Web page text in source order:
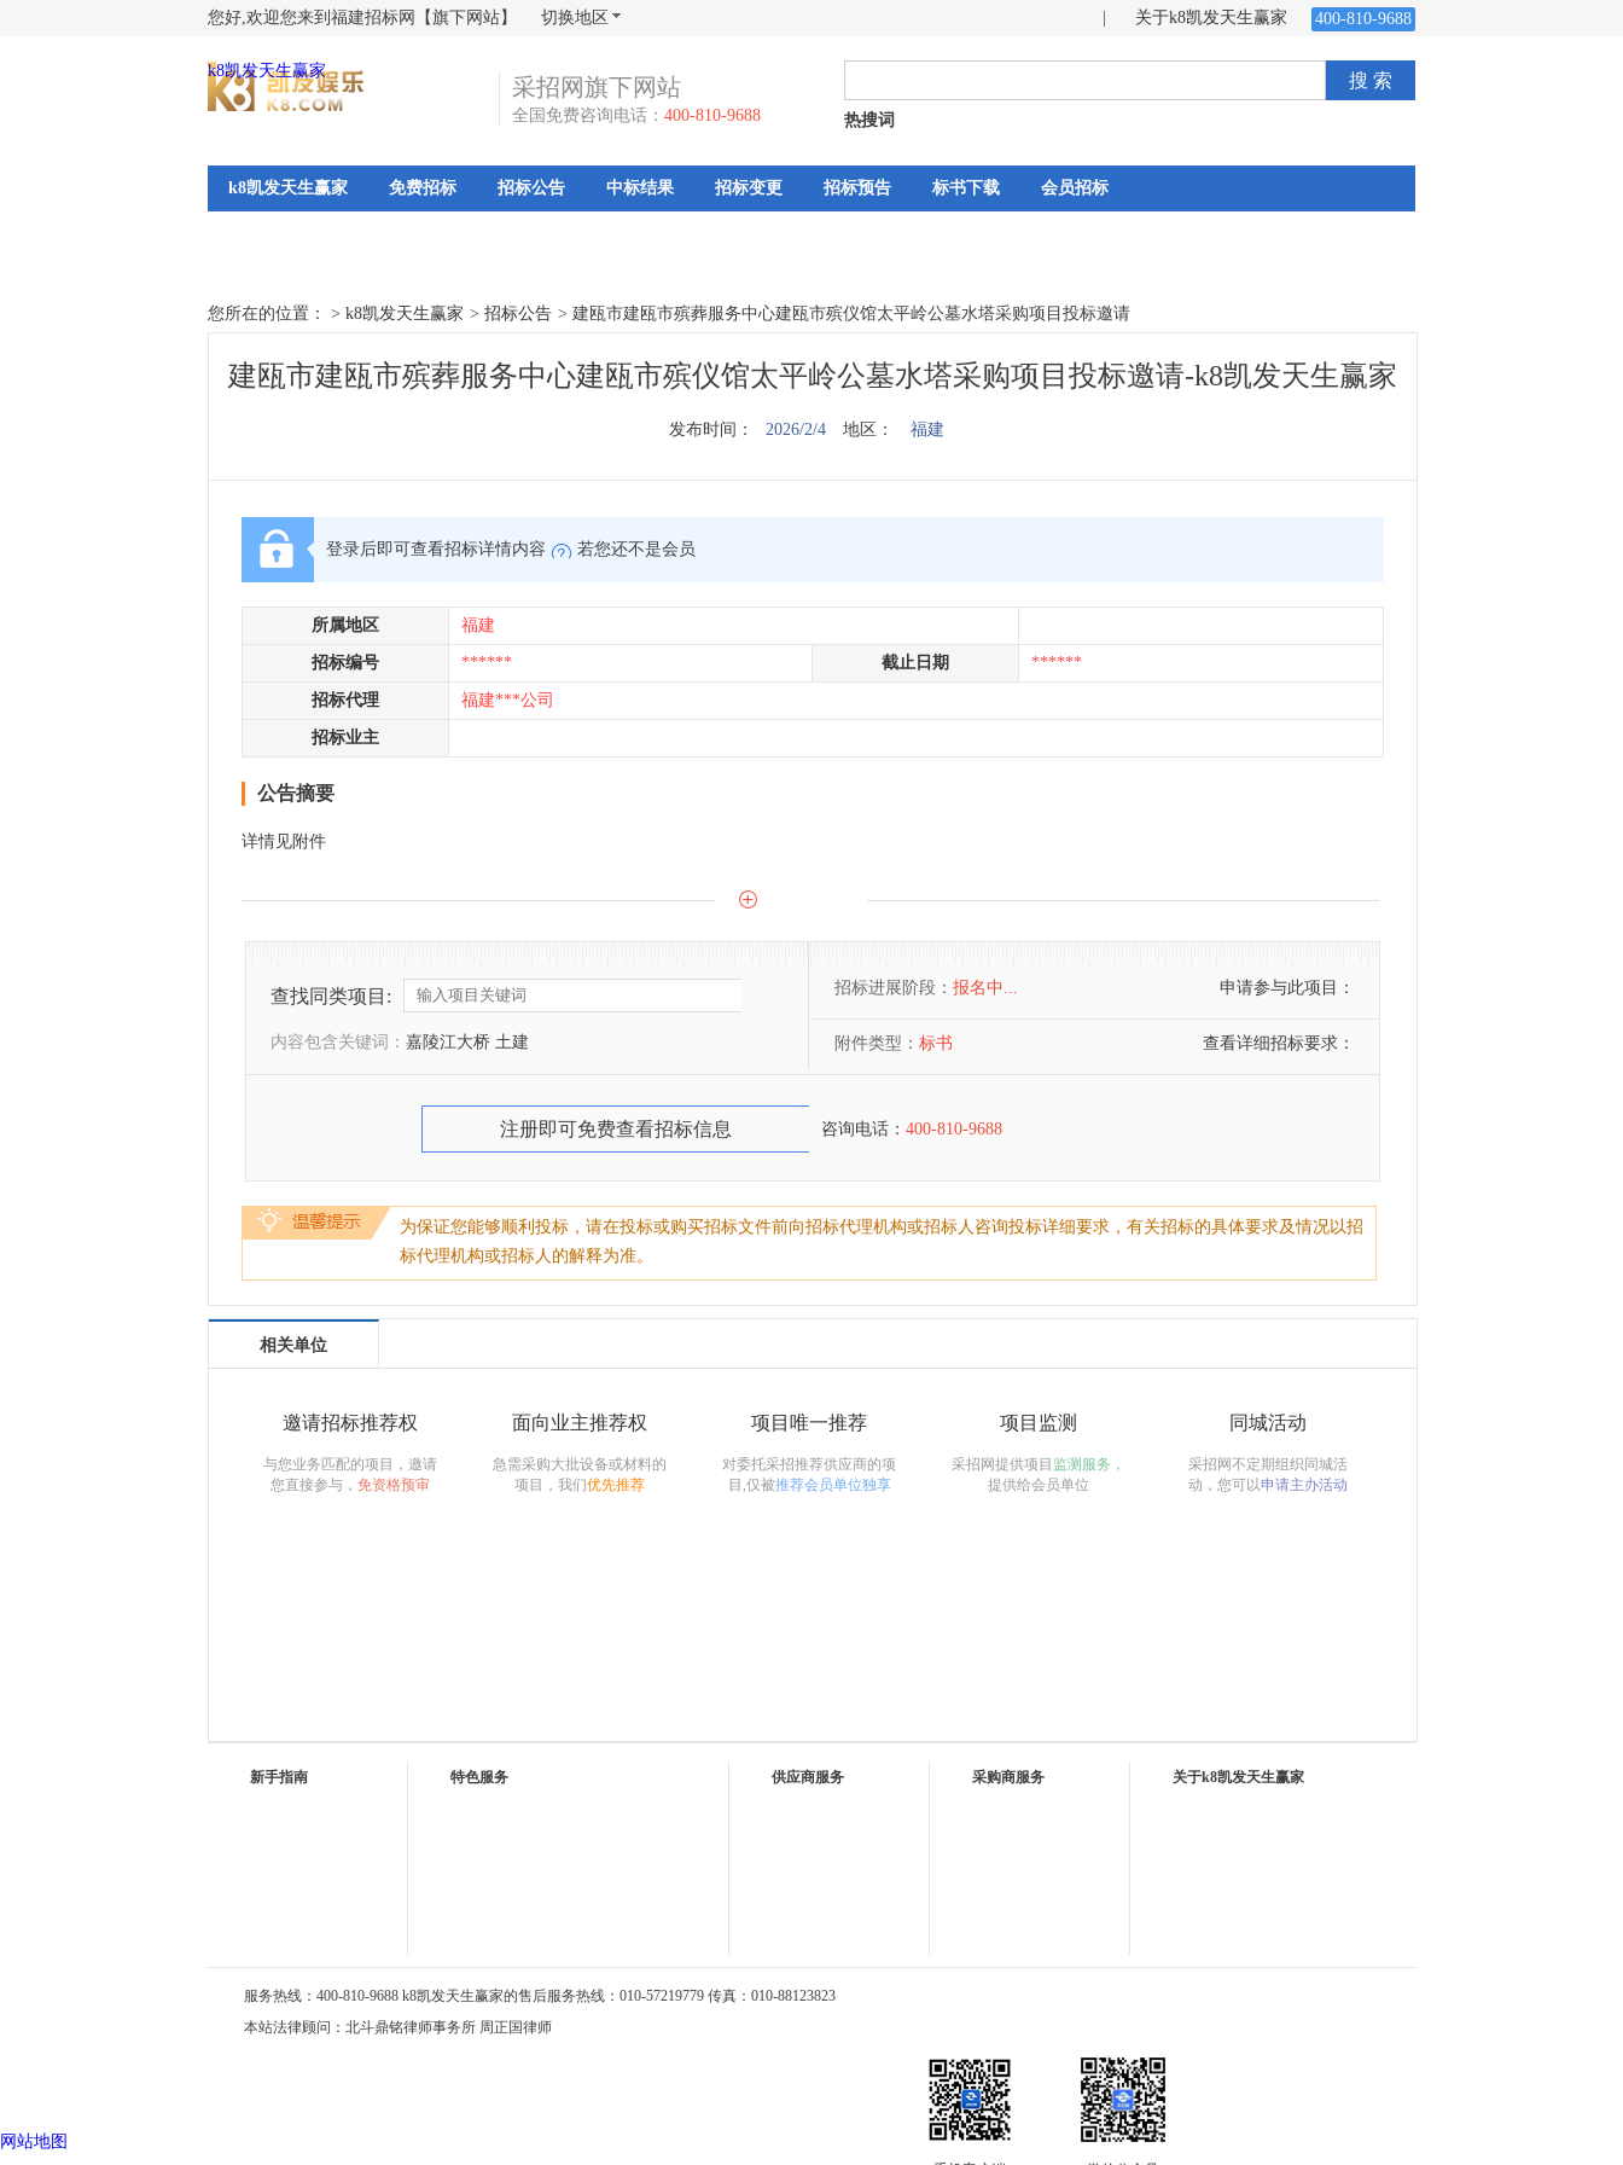
您好,欢迎您来到福建招标网【旗下网站】 切换地区 关于k8凯发天生赢家 400-810-9688
k8凯发天生赢家
采招网旗下网站
全国免费咨询电话： 400-810-9688
搜 索
热搜词
k8凯发天生赢家 免费招标 招标公告 中标结果 招标变更 招标预告 标书下载 会员招标
您所在的位置： > k8凯发天生赢家 > 招标公告 > 建瓯市建瓯市殡葬服务中心建瓯市殡仪馆太平岭公墓水塔采购项目投标邀请
建瓯市建瓯市殡葬服务中心建瓯市殡仪馆太平岭公墓水塔采购项目投标邀请-k8凯发天生赢家
发布时间： 2026/2/4 地区： 福建
登录后即可查看招标详情内容 若您还不是会员
所属地区 福建
招标编号 ****** 截止日期 ******
招标代理 福建***公司
招标业主
公告摘要
详情见附件
查找同类项目:
内容包含关键词： 嘉陵江大桥 土建
招标进展阶段： 报名中... 申请参与此项目：
附件类型： 标书 查看详细招标要求：
注册即可免费查看招标信息 咨询电话： 400-810-9688
为保证您能够顺利投标，请在投标或购买招标文件前向招标代理机构或招标人咨询投标详细要求，有关招标的具体要求及情况以招
标代理机构或招标人的解释为准。
相关单位
邀请招标推荐权
与您业务匹配的项目，邀请
您直接参与， 免资格预审
面向业主推荐权
急需采购大批设备或材料的
项目，我们优先推荐
项目唯一推荐
对委托采招推荐供应商的项
目,仅被推荐会员单位独享
项目监测
采招网提供项目 监测服务，
提供给会员单位
同城活动
采招网不定期组织同城活
动，您可以申请主办活动
新手指南 特色服务 供应商服务 采购商服务 关于k8凯发天生赢家
服务热线：400-810-9688 k8凯发天生赢家的售后服务热线：010-57219779 传真：010-88123823
本站法律顾问：北斗鼎铭律师事务所 周正国律师
网站地图